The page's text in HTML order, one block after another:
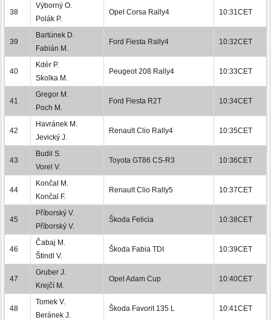
38
Výborný O.
Polák P.
Opel Corsa Rally4 10:31CET
39
Bartúnek D.
Fabián M.
Ford Fiesta Rally4 10:32CET
40
Kdér P.
Skolka M.
Peugeot 208 Rally4 10:33CET
41
Gregor M.
Poch M.
Ford Fiesta R2T 10:34CET
42
Havránek M.
Jevický J.
Renault Clio Rally4 10:35CET
43
Budil S.
Vorel V.
Toyota GT86 CS-R3 10:36CET
44
Končal M.
Končal F.
Renault Clio Rally5 10:37CET
45
Příborský V.
Příborský V.
Škoda Felicia 10:38CET
46
Čabaj M.
Štindl V.
Škoda Fabia TDI 10:39CET
47
Gruber J.
Krejčí M.
Opel Adam Cup 10:40CET
48
Tomek V.
Beránek J.
Škoda Favorit 135 L 10:41CET